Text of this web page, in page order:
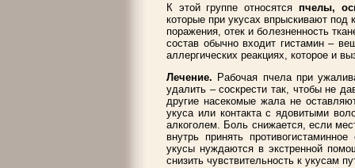
К этой группе относятся пчелы,
которые при укусах впрыскивают
поражения, отек и болезненность
состав обычно входит гистамин –
аллергических реакциях, которое и
Лечение. Рабочая пчела при
удалить – соскрести так, чтобы не
другие насекомые жала не
укуса или контакта с ядовитыми
алкоголем. Боль снижается, если
внутрь принять
укусы нуждаются в экстренной
снизить чувствительность к укусам